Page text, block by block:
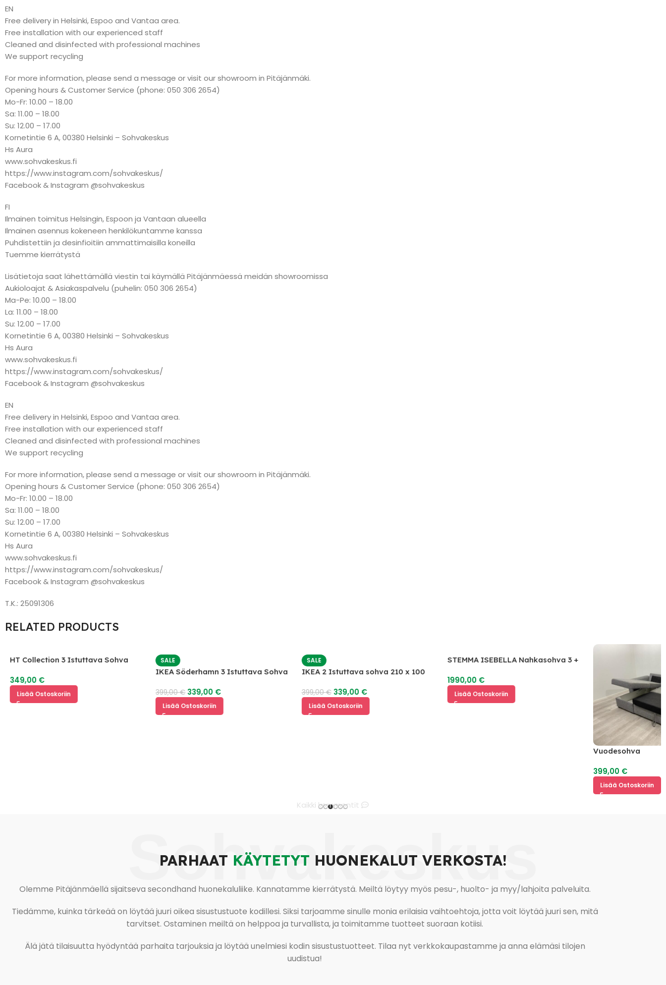
EN
Free delivery in Helsinki, Espoo and Vantaa area.
Free installation with our experienced staff
Cleaned and disinfected with professional machines
We support recycling
For more information, please send a message or visit our showroom in Pitäjänmäki.
Opening hours & Customer Service (phone: 050 306 2654)
Mo-Fr: 10.00 – 18.00
Sa: 11.00 – 18.00
Su: 12.00 – 17.00
Kornetintie 6 A, 00380 Helsinki – Sohvakeskus
Hs Aura
www.sohvakeskus.fi
https://www.instagram.com/sohvakeskus/
Facebook & Instagram @sohvakeskus
FI
Ilmainen toimitus Helsingin, Espoon ja Vantaan alueella
Ilmainen asennus kokeneen henkilökuntamme kanssa
Puhdistettiin ja desinfioitiin ammattimaisilla koneilla
Tuemme kierrätystä
Lisätietoja saat lähettämällä viestin tai käymällä Pitäjänmäessä meidän showroomissa
Aukioloajat & Asiakaspalvelu (puhelin: 050 306 2654)
Ma-Pe: 10.00 – 18.00
La: 11.00 – 18.00
Su: 12.00 – 17.00
Kornetintie 6 A, 00380 Helsinki – Sohvakeskus
Hs Aura
www.sohvakeskus.fi
https://www.instagram.com/sohvakeskus/
Facebook & Instagram @sohvakeskus
EN
Free delivery in Helsinki, Espoo and Vantaa area.
Free installation with our experienced staff
Cleaned and disinfected with professional machines
We support recycling
For more information, please send a message or visit our showroom in Pitäjänmäki.
Opening hours & Customer Service (phone: 050 306 2654)
Mo-Fr: 10.00 – 18.00
Sa: 11.00 – 18.00
Su: 12.00 – 17.00
Kornetintie 6 A, 00380 Helsinki – Sohvakeskus
Hs Aura
www.sohvakeskus.fi
https://www.instagram.com/sohvakeskus/
Facebook & Instagram @sohvakeskus
T.K.: 25091306
RELATED PRODUCTS
HT Collection 3 Istuttava Sohva
349,00€
Lisää Ostoskoriin
SALE
IKEA Söderhamn 3 Istuttava Sohva
399,00€ 339,00€
Lisää Ostoskoriin
SALE
IKEA 2 Istuttava sohva 210 x 100
399,00€ 339,00€
Lisää Ostoskoriin
STEMMA ISEBELLA Nahkasohva 3 +
1990,00€
Lisää Ostoskoriin
Vuodesohva
399,00 €
Lisää Ostoskoriin
Kaikki kommentit
Sohvakeskus
PARHAAT KÄYTETYT HUONEKALUT VERKOSTA!
Olemme Pitäjänmäellä sijaitseva secondhand huonekaluliike. Kannatamme kierrätystä. Meiltä löytyy myös pesu-, huolto- ja myy/lahjoita palveluita.
Tiedämme, kuinka tärkeää on löytää juuri oikea sisustustuote kodillesi. Siksi tarjoamme sinulle monia erilaisia vaihtoehtoja, jotta voit löytää juuri sen, mitä
tarvitset. Ostaminen meiltä on helppoa ja turvallista, ja toimitamme tuotteet suoraan kotiisi.
Älä jätä tilaisuutta hyödyntää parhaita tarjouksia ja löytää unelmiesi kodin sisustustuotteet. Tilaa nyt verkkokaupastamme ja anna elämäsi tilojen
uudistua!